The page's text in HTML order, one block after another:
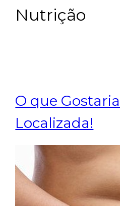
Nutrição
O que
Localizada!